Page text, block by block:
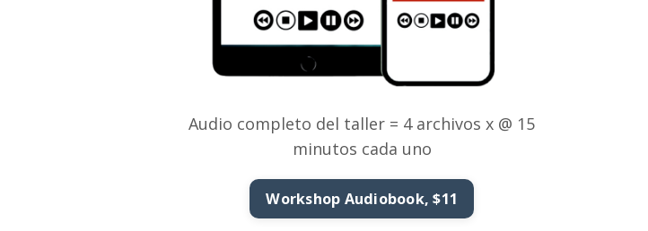
Audio completo del taller = 4 archivos x @ 15
minutos cada uno
Workshop Audiobook, $11